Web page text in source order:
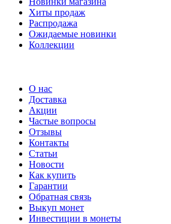
Хиты продаж
Распродажа
Ожидаемые новинки
Коллекции
О нас
Доставка
Акции
Частые вопросы
Отзывы
Контакты
Статьи
Новости
Как купить
Гарантии
Обратная связь
Выкуп монет
Инвестиции в монеты